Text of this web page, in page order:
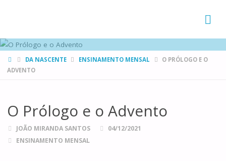
HOMEDA NASCENTE ENSINAMENTO MENSAL
O PRÓLOGO E O
ADVENTO
O Prólogo e o Advento
JOÃO MIRANDA SANTOS
04/12/2021
ENSINAMENTO MENSAL